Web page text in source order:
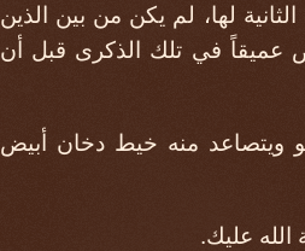
لها، لم يكن من بين الذين
عميقاً في تلك الذكرى قبل أن
ويتصاعد منه خيط دخان أبيض
عليك.